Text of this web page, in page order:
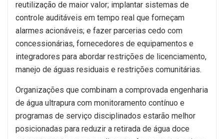
reutilização de maior valor; implantar sistemas de
controle auditáveis em tempo real que forneçam
alarmes acionáveis; e fazer parcerias cedo com
concessionárias, fornecedores de equipamentos e
integradores para abordar restrições de licenciamento,
manejo de águas residuais e restrições comunitárias.
Organizações que combinam a comprovada engenharia
de água ultrapura com monitoramento contínuo e
programas de serviço disciplinados estarão melhor
posicionadas para reduzir a retirada de água doce